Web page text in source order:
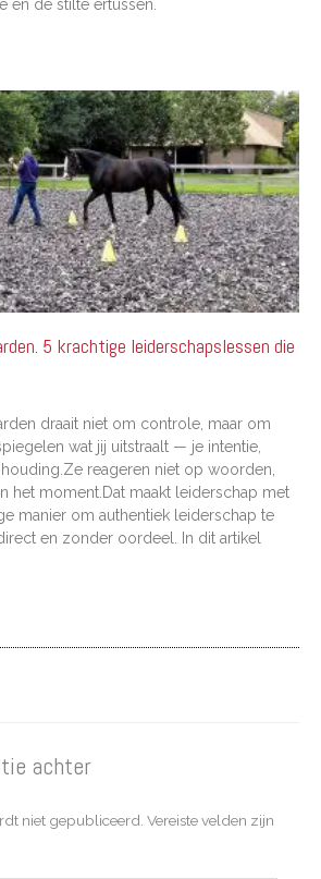
en de stilte ertussen.
5 krachtige leiderschapslessen die
draait niet om controle, maar om
wat jij uitstraalt — je intentie,
reageren niet op woorden,
het moment.Dat maakt leiderschap met
manier om authentiek leiderschap te
en zonder oordeel. In dit artikel
achter
niet gepubliceerd. Vereiste velden zijn